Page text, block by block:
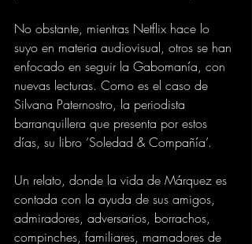
No obstante, mientras Netflix hace lo
suyo en materia audiovisual, otros se han
enfocado en seguir la Gabomanía, con
nuevas lecturas. Como es el caso de
Silvana Paternostro, la periodista
barranquillera que presenta por estos
días, su libro ‘Soledad & Compañía’.
Un relato, donde la vida de Márquez es
contada con la ayuda de sus amigos,
admiradores, adversarios, borrachos,
compinches, familiares, mamadores de